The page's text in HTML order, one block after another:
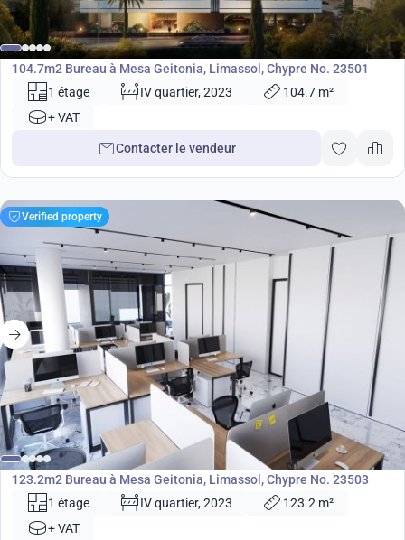
€ 607 000
Bureau
104.7m2 Bureau à Mesa Geitonia, Limassol, Chypre No. 23501
1 étage
IV quartier, 2023
104.7 m²
+ VAT
Contacter le vendeur
Verified property
€673 000
Bureau
123.2m2 Bureau à Mesa Geitonia, Limassol, Chypre No. 23503
1 étage
IV quartier, 2023
123.2 m²
+ VAT